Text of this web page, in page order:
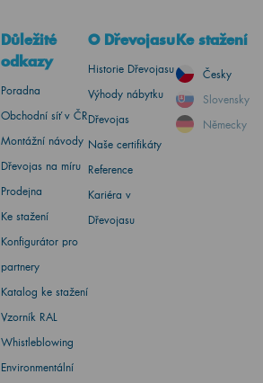
Důležité
odkazy
Poradna
Obchodní síť v ČR
Montážní návody
Dřevojas na míru
Prodejna
Ke stažení
Konfigurátor pro
partnery
Katalog ke stažení
Vzorník RAL
Whistleblowing
Environmentální
O Dřevojasu
Historie Dřevojasu
Výhody nábytku
Dřevojas
Naše certifikáty
Reference
Kariéra v
Dřevojasu
Ke stažení
Česky
Slovensky
Německy